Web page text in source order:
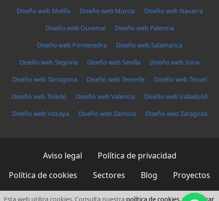
Diseño web Melilla
Diseño web Murcia
Diseño web Navarra
Diseño web Ourense
Diseño web Palencia
Diseño web Pontevedra
Diseño web Salamanca
Diseño web Segovia
Diseño web Sevilla
Diseño web Soria
Diseño web Tarragona
Diseño web Tenerife
Diseño web Teruel
Diseño web Toledo
Diseño web Valencia
Diseño web Valladolid
Diseño web Vizcaya
Diseño web Zamora Diseño web Zaragoza
Aviso legal
Política de privacidad
Política de cookies
Sectores Blog
Proyectos
Cursos
Marca blanca
Esta web utiliza cookies. Consulta nuestra política de cookies.Configurar